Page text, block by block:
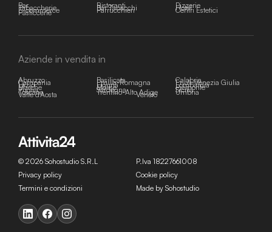
Bar Ristoranti Pizzerie
Tabaccherie Bar Tabacchi Hotel
E-commerce Parrucchieri Centri Estetici
Pasticcerie
Aziende in vendita in
Abruzzo Basilicata Calabria
Campania Emilia-Romagna Friuli-Venezia Giulia
Lazio Liguria Lombardia
Marche Molise Piemonte
Puglia Sardegna Sicilia
Toscana Trentino-Alto Adige Umbria
Valle d'Aosta Veneto
© 2026 Sohostudio S.R.L
P.Iva 18227661008
Privacy policy
Cookie policy
Termini e condizioni
Made by Sohostudio